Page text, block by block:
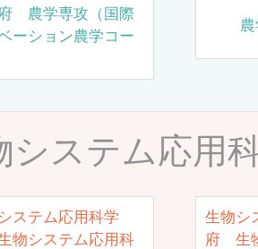
農学専攻（国際
ーション農学コー
システム応用
ステム応用科学
物システム応用科
生物シ
府 生